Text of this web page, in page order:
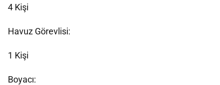
4 Kişi
Havuz Görevlisi:
1 Kişi
Boyacı: